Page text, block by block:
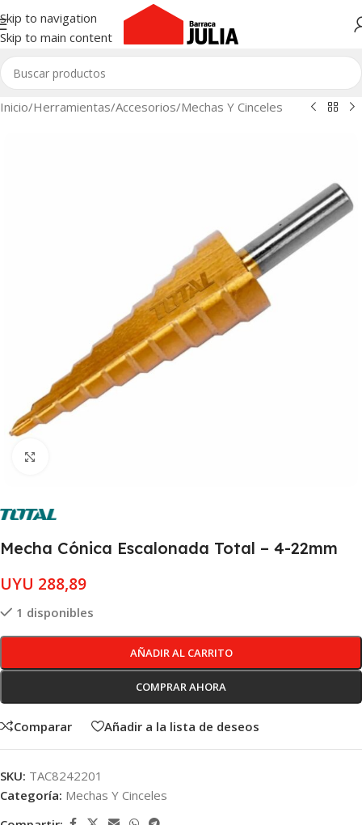
Skip to navigation
Skip to main content
Inicio/Herramientas/Accesorios/Mechas Y Cinceles
Mecha Cónica Escalonada Total – 4-22mm
UYU 288,89
1 disponibles
AÑADIR AL CARRITO
COMPRAR AHORA
Comparar Añadir a la lista de deseos
SKU: TAC8242201
Categoría: Mechas Y Cinceles